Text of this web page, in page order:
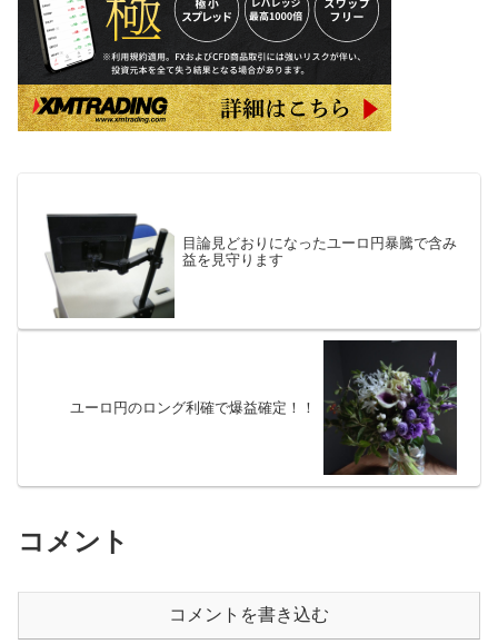
目論見どおりになったユーロ円暴騰で含み
益を見守ります
ユーロ円のロング利確で爆益確定！！
コメント
コメントを書き込む